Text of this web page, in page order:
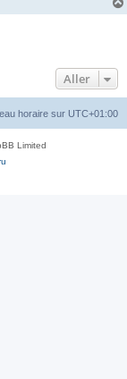
Aller
horaire sur UTC+01:00
Limited